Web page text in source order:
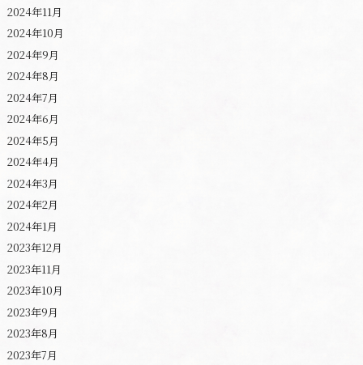
2024年11月
2024年10月
2024年9月
2024年8月
2024年7月
2024年6月
2024年5月
2024年4月
2024年3月
2024年2月
2024年1月
2023年12月
2023年11月
2023年10月
2023年9月
2023年8月
2023年7月